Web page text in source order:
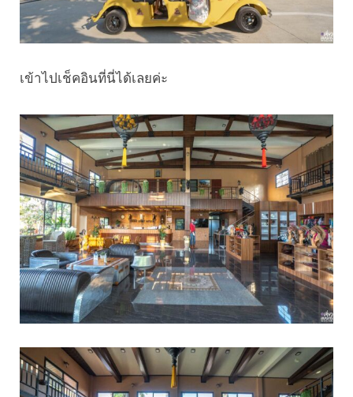
เข้าไปเช็คอินที่นี่ได้เลยค่ะ